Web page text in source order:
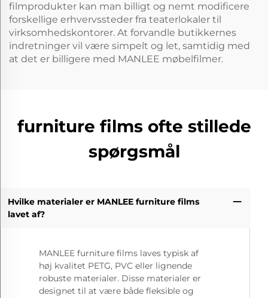
filmprodukter kan man billigt og nemt modificere
forskellige erhvervssteder fra teaterlokaler til
virksomhedskontorer. At forvandle butikkernes
indretninger vil være simpelt og let, samtidig med
at det er billigere med MANLEE møbelfilmer.
furniture films ofte stillede
spørgsmål
Hvilke materialer er MANLEE furniture films
lavet af?
MANLEE furniture films laves typisk af
høj kvalitet PETG, PVC eller lignende
robuste materialer. Disse materialer er
designet til at være både fleksible og